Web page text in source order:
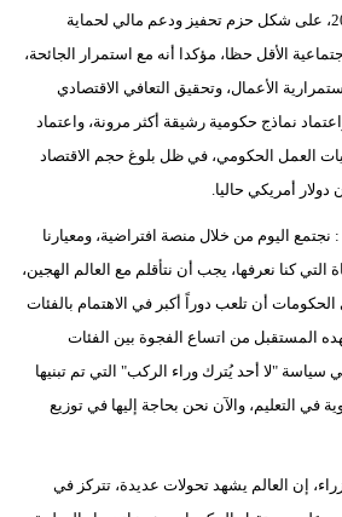
دولار أمريكي منذ مارس 2020، على شكل حزم تحفيز ودعم مالي لحماية
الأقل حظا، مؤكدا أنه مع استمرار الجائحة،
الأعمال، وتحقيق التعافي الاقتصادي
نماذج حكومية رشيقة أكثر مرونة، واعتماد
العمل الحكومي، في ظل بلوغ حجم الاقتصاد
نجتمع اليوم من خلال منصة افتراضية، ومعيارنا
التي كنا نعرفها، يجب أن نتأقلم مع العالم الهجين،
أن تلعب دوراً أكبر في الاهتمام بالفئات
المستقبل من اتساع الفجوة بين الفئات
سياسة "لا أحد يُترك وراء الركب" التي تم تبنيها
في التعليم، والآن نحن بحاجة إليها في توزيع
إن العالم يشهد تحولات عديدة، تتركز في